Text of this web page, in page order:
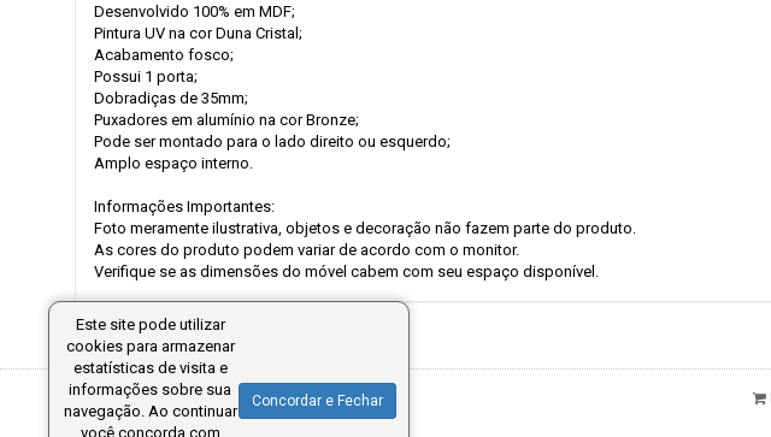
Desenvolvido 100% em MDF;
Pintura UV na cor Duna Cristal;
Acabamento fosco;
Possui 1 porta;
Dobradiças de 35mm;
Puxadores em alumínio na cor Bronze;
Pode ser montado para o lado direito ou esquerdo;
Amplo espaço interno.
Informações Importantes:
Foto meramente ilustrativa, objetos e decoração não fazem parte do produto.
As cores do produto podem variar de acordo com o monitor.
Verifique se as dimensões do móvel cabem com seu espaço disponível.
Este site pode utilizar
cookies para armazenar
estatísticas de visita e
informações sobre sua
navegação. Ao continuar
você concorda com
Concordar e Fechar